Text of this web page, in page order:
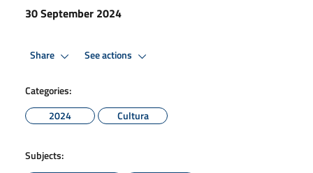
30 September 2024
Share See actions
Categories:
2024
Cultura
Subjects: